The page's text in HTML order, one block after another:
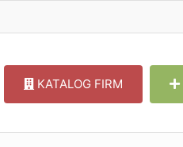
KATALOG FIRM